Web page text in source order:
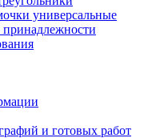
универсальные
и готовых работ